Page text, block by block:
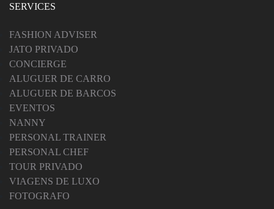
SERVICES
FASHION ADVISER
JATO PRIVADO
CONCIERGE
ALUGUER DE CARRO
ALUGUER DE BARCOS
EVENTOS
NANNY
PERSONAL TRAINER
PERSONAL CHEF
TOUR PRIVADO
VIAGENS DE LUXO
FOTOGRAFO